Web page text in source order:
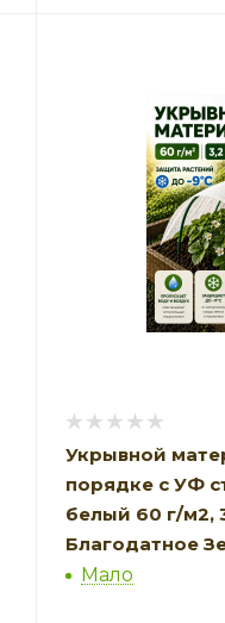
Укрывной
порядке с УФ
белый 60 г/м2,
Благодатное
Мало